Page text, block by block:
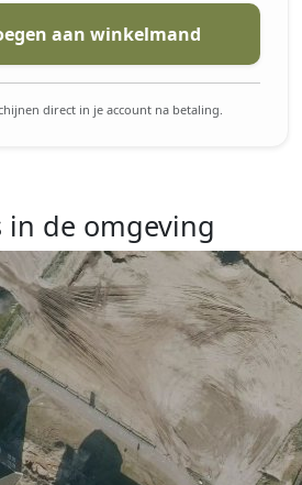
aan winkelmand
direct in je account na betaling.
in de omgeving